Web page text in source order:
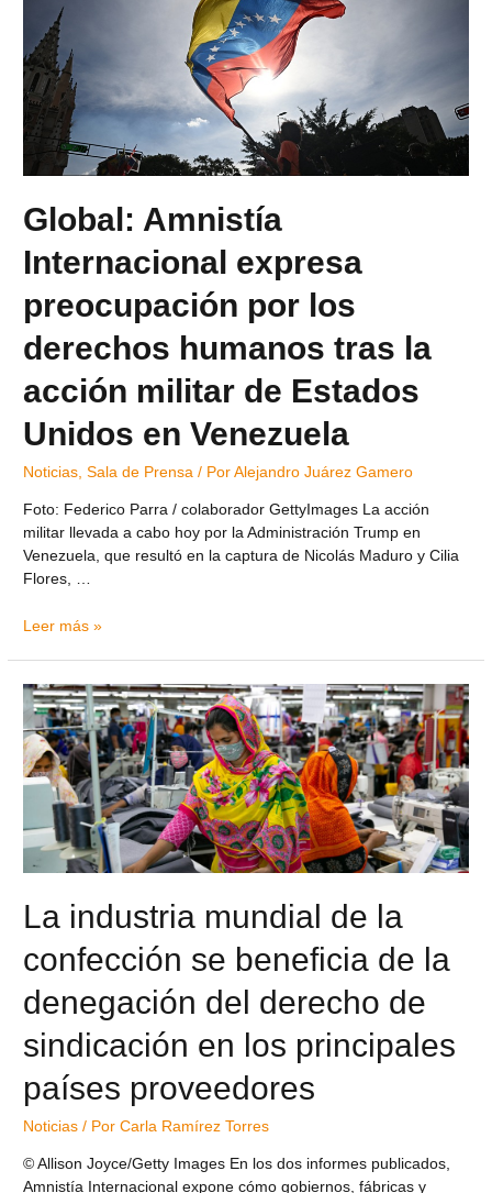
Global: Amnistía
Internacional expresa
preocupación por los
derechos humanos tras la
acción militar de Estados
Unidos en Venezuela
Noticias,Sala de Prensa / PorAlejandro Juárez Gamero
Foto: Federico Parra / colaborador GettyImages La acción
militar llevada a cabo hoy por la Administración Trump en
Venezuela, que resultó en la captura de Nicolás Maduro y Cilia
Flores, …
Leer más »
La industria mundial de la
confección se beneficia de la
denegación del derecho de
sindicación en los principales
países proveedores
Noticias / PorCarla Ramírez Torres
© Allison Joyce/Getty Images En los dos informes publicados,
Amnistía Internacional expone cómo gobiernos, fábricas y